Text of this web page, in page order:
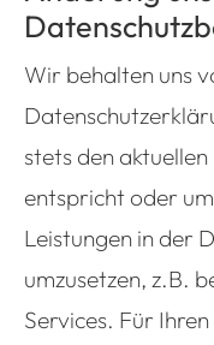
Wir behalten uns
stets den
entspricht oder
Leistungen in der
umzusetzen, z.B.
Services. Für